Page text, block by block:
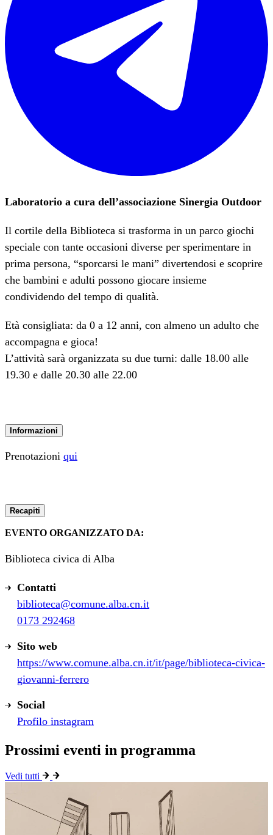
Laboratorio a cura dell’associazione Sinergia Outdoor
Il cortile della Biblioteca si trasforma in un parco giochi
speciale con tante occasioni diverse per sperimentare in
prima persona, “sporcarsi le mani” divertendosi e scoprire
che bambini e adulti possono giocare insieme
condividendo del tempo di qualità.
Età consigliata: da 0 a 12 anni, con almeno un adulto che
accompagna e gioca!
L’attività sarà organizzata su due turni: dalle 18.00 alle
19.30 e dalle 20.30 alle 22.00
Informazioni
Prenotazioni qui
Recapiti
EVENTO ORGANIZZATO DA:
Biblioteca civica di Alba
Contatti
biblioteca@comune.alba.cn.it
0173 292468
Sito web
https://www.comune.alba.cn.it/it/page/biblioteca-civica-
giovanni-ferrero
Social
Profilo instagram
Prossimi eventi in programma
Vedi tutti